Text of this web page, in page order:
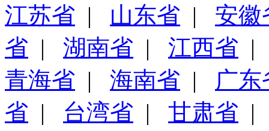
江苏省 | 山东省 | 安徽
省 | 湖南省 | 江西省
青海省 | 海南省 | 广东
省 | 台湾省 | 甘肃省